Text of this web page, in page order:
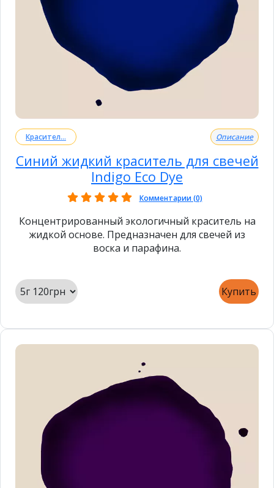
Красител... Описание
Синий жидкий краситель для свечей
Indigo Eco Dye
Комментарии (0)
Концентрированный экологичный краситель на
жидкой основе. Предназначен для свечей из
воска и парафина.
Купить